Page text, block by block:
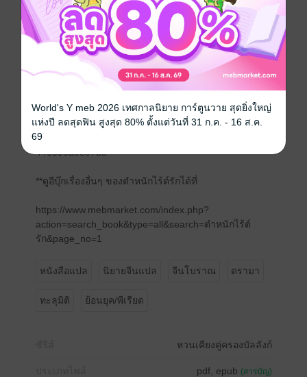
เขียน : ซานเย่ว์จิงเจ๋อ
แปล : 大熊 (ต้าสยง), เฟิ่งหวง, Lianye
**ติดตามตอนต่อไปก่อนใครได้ที่
https://www.readawrite.com/a/0a4120d19659591a050
446598a0e07bb
**ดูอีบุ๊กเรื่องอื่นๆ ของตำหนักไร้ต์รักได้ที่
https://www.mebmarket.com/index.php?
action=search_book&type=all&search=ตำหนักไร้ต์
รัก&page_no=1
หนังสือแปล นิยายจีนแปล จีนโบราณ ดรามา
ทะลุมิติ ย้อนยุค/พีเรียด
หวนเคียงคู่ครองบัลลังก์
pdf, epub (สารบัญ)
World's Y meb 2026 เทศกาลนิยาย การ์ตูนวาย สุดยิ่งใหญ่
แห่งปี ลดสุดฟิน สูงสุด 80% ตั้งแต่วันที่ 31 ก.ค. - 16 ส.ค.
69